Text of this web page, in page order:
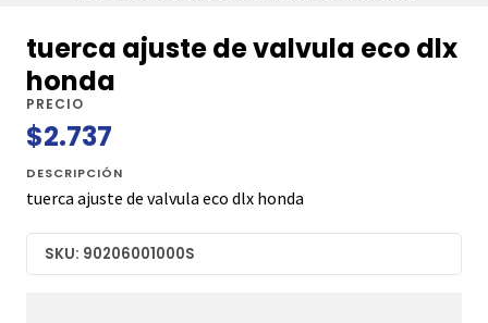
tuerca ajuste de valvula eco dlx
honda
PRECIO
$2.737
DESCRIPCIÓN
tuerca ajuste de valvula eco dlx honda
SKU: 90206001000S